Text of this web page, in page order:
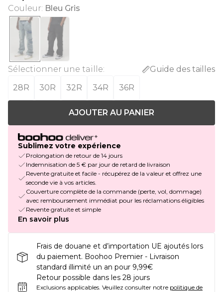
Couleur: Bleu Gris
Sélectionner une taille:
Guide des tailles
28R
30R 32R 34R 36R
AJOUTER AU PANIER
Sublimez votre expérience
Prolongation de retour de 14 jours
Indemnisation de 5 € par jour de retard de livraison
Revente gratuite et facile - récupérez de la valeur et offrez une
seconde vie à vos articles.
Couverture complète de la commande (perte, vol, dommage)
avec remboursement immédiat pour les réclamations éligibles
Revente gratuite et simple
En savoir plus
Frais de douane et d’importation UE ajoutés lors
du paiement. Boohoo Premier - Livraison
standard illimité un an pour 9,99€
Retour possible dans les 28 jours
Exclusions applicables. Veuillez consulter notre politique de